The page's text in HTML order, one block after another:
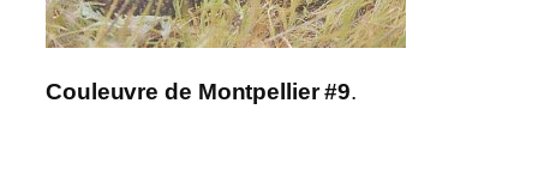
Couleuvre de Montpellier #9.